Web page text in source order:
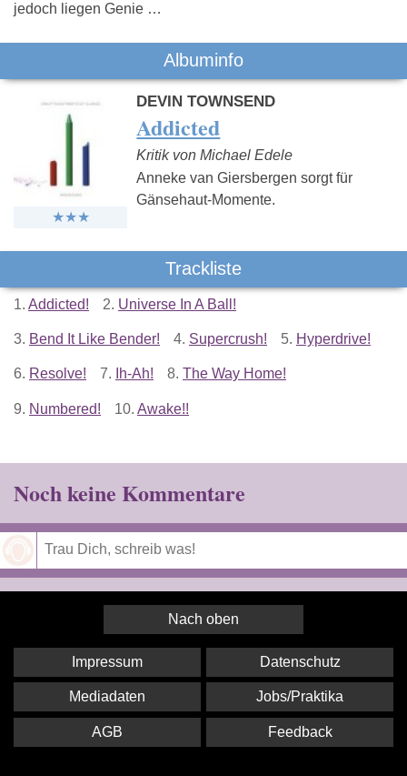
jedoch liegen Genie …
Albuminfo
DEVIN TOWNSEND
Addicted
Kritik von Michael Edele
Anneke van Giersbergen sorgt für
Gänsehaut-Momente.
Trackliste
1. Addicted! 2. Universe In A Ball!
3. Bend It Like Bender! 4. Supercrush! 5. Hyperdrive!
6. Resolve! 7. Ih-Ah! 8. The Way Home!
9. Numbered! 10. Awake!!
Noch keine Kommentare
Nach oben
Impressum Datenschutz
Mediadaten Jobs/Praktika
AGB Feedback